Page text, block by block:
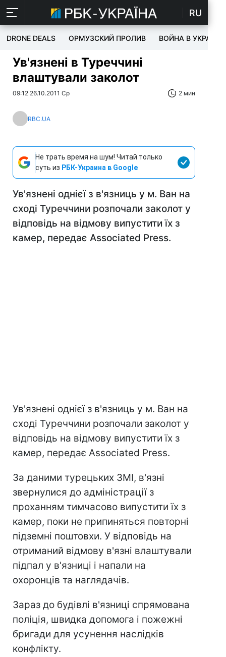
RU
DRONE DEALS ОРМУЗСКИЙ ПРОЛИВ ВОЙНА В УКРАИНЕ
Ув'язнені в Туреччині
влаштували заколот
09:12 26.10.2011 Ср 2 мин
RBC.UA
Не трать время на шум! Читай только
суть из РБК-Украина в Google
Ув'язнені однієї з в'язниць у м. Ван на
сході Туреччини розпочали заколот у
відповідь на відмову випустити їх з
камер, передає Associated Press.
Ув'язнені однієї з в'язниць у м. Ван на
сході Туреччини розпочали заколот у
відповідь на відмову випустити їх з
камер, передає Associated Press.
За даними турецьких ЗМІ, в'язні
звернулися до адміністрації з
проханням тимчасово випустити їх з
камер, поки не припиняться повторні
підземні поштовхи. У відповідь на
отриманий відмову в'язні влаштували
підпал у в'язниці і напали на
охоронців та наглядачів.
Зараз до будівлі в'язниці спрямована
поліція, швидка допомога і пожежні
бригади для усунення наслідків
конфлікту.